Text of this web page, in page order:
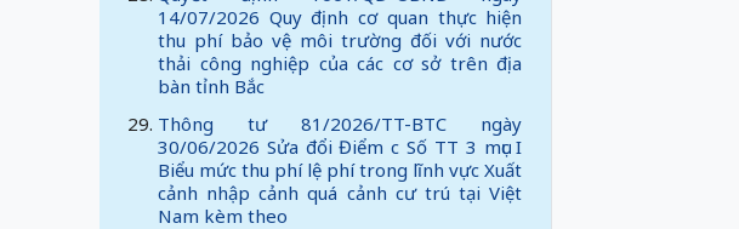
14/07/2026 Quy định cơ quan thực hiện
thu phí bảo vệ môi trường đối với nước
thải công nghiệp của các cơ sở trên địa
bàn tỉnh Bắc
Thông tư 81/2026/TT-BTC ngày
30/06/2026 Sửa đổi Điểm c Số TT 3 mục I
Biểu mức thu phí lệ phí trong lĩnh vực Xuất
cảnh nhập cảnh quá cảnh cư trú tại Việt
Nam kèm theo